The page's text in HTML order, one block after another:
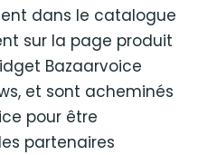
dans le catalogue
sur la page produit
Bazaarvoice
et sont acheminés
pour être
partenaires